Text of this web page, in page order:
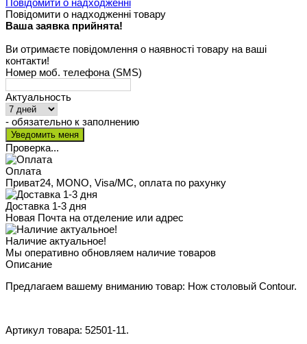
Повідомити о надходженні
Повідомити о надходженні товару
Ваша заявка прийнята!
Ви отримаєте повідомлення о наявності товару на ваші
контакти!
Номер моб. телефона (SMS)
Актуальность
- обязательно к заполнению
Проверка...
Оплата
Приват24, MONO, Visa/MC, оплата по рахунку
Доставка 1-3 дня
Новая Почта на отделение или адрес
Наличие актуальное!
Мы оперативно обновляем наличие товаров
Описание
Предлагаем вашему вниманию товар: Нож столовый Contour.
Артикул товара: 52501-11.